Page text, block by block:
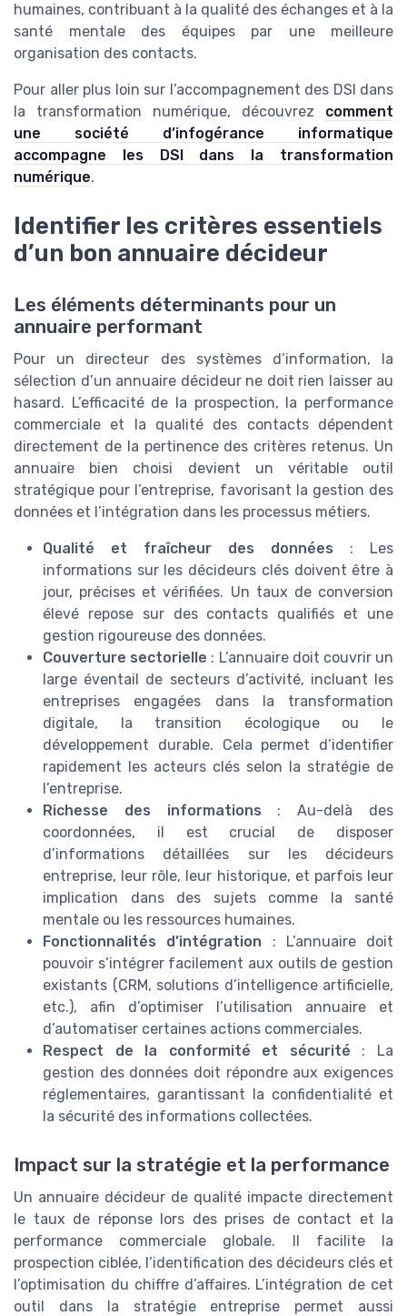
humaines, contribuant à la qualité des échanges et à la
santé mentale des équipes par une meilleure
organisation des contacts.
Pour aller plus loin sur l’accompagnement des DSI dans
la transformation numérique, découvrez comment
une société d’infogérance informatique
accompagne les DSI dans la transformation
numérique.
Identifier les critères essentiels
d’un bon annuaire décideur
Les éléments déterminants pour un
annuaire performant
Pour un directeur des systèmes d’information, la
sélection d’un annuaire décideur ne doit rien laisser au
hasard. L’efficacité de la prospection, la performance
commerciale et la qualité des contacts dépendent
directement de la pertinence des critères retenus. Un
annuaire bien choisi devient un véritable outil
stratégique pour l’entreprise, favorisant la gestion des
données et l’intégration dans les processus métiers.
Qualité et fraîcheur des données : Les
informations sur les décideurs clés doivent être à
jour, précises et vérifiées. Un taux de conversion
élevé repose sur des contacts qualifiés et une
gestion rigoureuse des données.
Couverture sectorielle : L’annuaire doit couvrir un
large éventail de secteurs d’activité, incluant les
entreprises engagées dans la transformation
digitale, la transition écologique ou le
développement durable. Cela permet d’identifier
rapidement les acteurs clés selon la stratégie de
l’entreprise.
Richesse des informations : Au-delà des
coordonnées, il est crucial de disposer
d’informations détaillées sur les décideurs
entreprise, leur rôle, leur historique, et parfois leur
implication dans des sujets comme la santé
mentale ou les ressources humaines.
Fonctionnalités d’intégration : L’annuaire doit
pouvoir s’intégrer facilement aux outils de gestion
existants (CRM, solutions d’intelligence artificielle,
etc.), afin d’optimiser l’utilisation annuaire et
d’automatiser certaines actions commerciales.
Respect de la conformité et sécurité : La
gestion des données doit répondre aux exigences
réglementaires, garantissant la confidentialité et
la sécurité des informations collectées.
Impact sur la stratégie et la performance
Un annuaire décideur de qualité impacte directement
le taux de réponse lors des prises de contact et la
performance commerciale globale. Il facilite la
prospection ciblée, l’identification des décideurs clés et
l’optimisation du chiffre d’affaires. L’intégration de cet
outil dans la stratégie entreprise permet aussi